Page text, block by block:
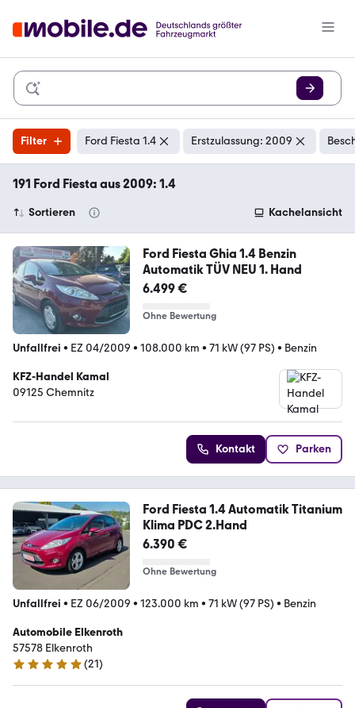
Filter Ford Fiesta 1.4 Erstzulassung: 2009
191 Ford Fiesta aus 2009: 1.4
Sortieren Kachelansicht
Ford Fiesta Ghia 1.4 Benzin
Automatik TÜV NEU 1. Hand
6.499 €
Ohne Bewertung
Unfallfrei • EZ 04/2009 • 108.000 km • 71 kW (97 PS) • Benzin
KFZ-Handel Kamal
09125 Chemnitz
Kontakt Parken
Ford Fiesta 1.4 Automatik Titanium
Klima PDC 2.Hand
6.390 €
Ohne Bewertung
Unfallfrei • EZ 06/2009 • 123.000 km • 71 kW (97 PS) • Benzin
Automobile Elkenroth
57578 Elkenroth
4.9 Sterne
(21)